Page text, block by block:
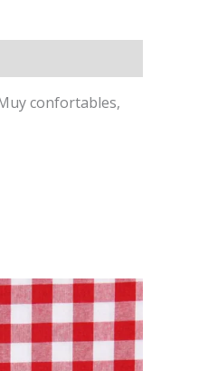
confortables,
Rango
de
precios:
desde
Este
producto
tiene
múltiples